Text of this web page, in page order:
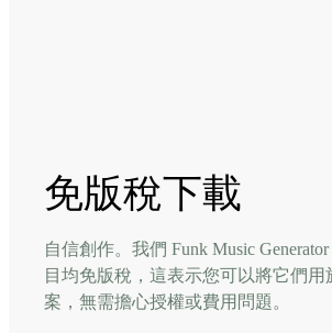
免版稅下載
自信創作。我們 Funk Music
目均免版稅，這表示您可以將它們用
案，無需擔心授權或費用問題。